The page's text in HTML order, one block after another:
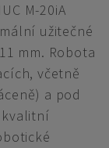
M-20iA
užitečné
mm. Robota
včetně
a pod
kvalitní